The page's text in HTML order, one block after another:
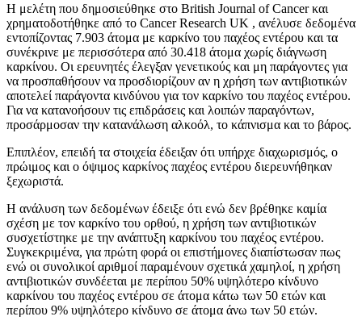
Η μελέτη που δημοσιεύθηκε στο British Journal of Cancer και
χρηματοδοτήθηκε από το Cancer Research UK , ανέλυσε δεδομένα
εντοπίζοντας 7.903 άτομα με καρκίνο του παχέος εντέρου και τα
συνέκρινε με περισσότερα από 30.418 άτομα χωρίς διάγνωση
καρκίνου. Οι ερευνητές έλεγξαν γενετικούς και μη παράγοντες για
να προσπαθήσουν να προσδιορίζουν αν η χρήση των αντιβιοτικών
αποτελεί παράγοντα κινδύνου για τον καρκίνο του παχέος εντέρου.
Για να κατανοήσουν τις επιδράσεις και λοιπών παραγόντων,
προσάρμοσαν την κατανάλωση αλκοόλ, το κάπνισμα και το βάρος.
Επιπλέον, επειδή τα στοιχεία έδειξαν ότι υπήρχε διαχωρισμός, ο
πρώιμος και ο όψιμος καρκίνος παχέος εντέρου διερευνήθηκαν
ξεχωριστά.
Η ανάλυση των δεδομένων έδειξε ότι ενώ δεν βρέθηκε καμία
σχέση με τον καρκίνο του ορθού, η χρήση των αντιβιοτικών
συσχετίστηκε με την ανάπτυξη καρκίνου του παχέος εντέρου.
Συγκεκριμένα, για πρώτη φορά οι επιστήμονες διαπίστωσαν πως
ενώ οι συνολικοί αριθμοί παραμένουν σχετικά χαμηλοί, η χρήση
αντιβιοτικών συνδέεται με περίπου 50% υψηλότερο κίνδυνο
καρκίνου του παχέος εντέρου σε άτομα κάτω των 50 ετών και
περίπου 9% υψηλότερο κίνδυνο σε άτομα άνω των 50 ετών.